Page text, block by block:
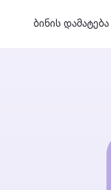
ბინის დამატება